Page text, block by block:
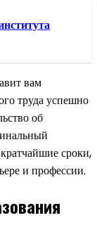
вам
труда успешно
об
сроки,
и профессии.